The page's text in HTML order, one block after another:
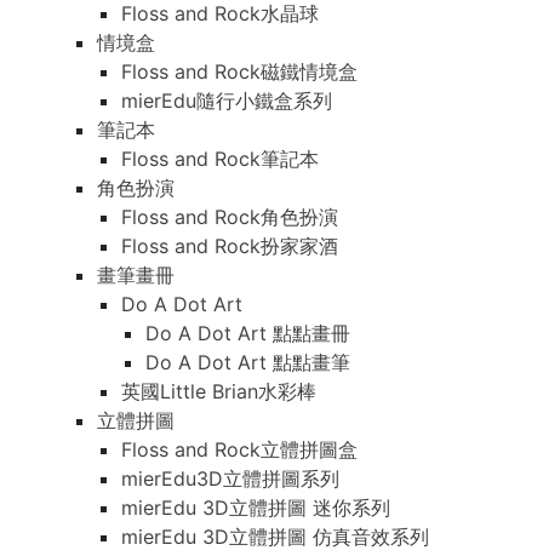
Floss and Rock水晶球
情境盒
Floss and Rock磁鐵情境盒
mierEdu隨行小鐵盒系列
筆記本
Floss and Rock筆記本
角色扮演
Floss and Rock角色扮演
Floss and Rock扮家家酒
畫筆畫冊
Do A Dot Art
Do A Dot Art 點點畫冊
Do A Dot Art 點點畫筆
英國Little Brian水彩棒
立體拼圖
Floss and Rock立體拼圖盒
mierEdu3D立體拼圖系列
mierEdu 3D立體拼圖 迷你系列
mierEdu 3D立體拼圖 仿真音效系列